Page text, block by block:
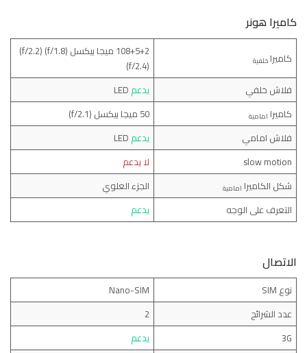
كاميرا هونر
كاميراخلفية
108+5+2 ميجا بيكسل (f/1.8) (f/2.2)
(f/2.4)
فلاش خلفي
يدعم LED
كاميرا امامية
50 ميجا بيكسل (f/2.1)
فلاش امامي
يدعم
slow motion
لا يدعم
شكل الكاميرا امامية
الجزء العلوي
التعرف على الوجه
يدعم
الاتصال
نوع SIM
Nano-SIM
عدد الشرائح
2
3G
يدعم